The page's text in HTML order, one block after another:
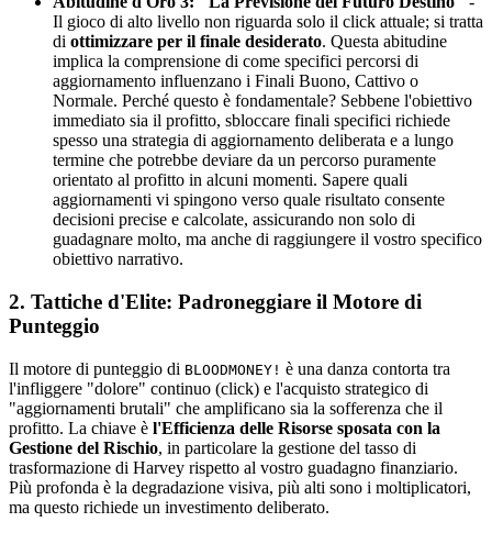
Il gioco di alto livello non riguarda solo il click attuale; si tratta
di ottimizzare per il finale desiderato. Questa abitudine
implica la comprensione di come specifici percorsi di
aggiornamento influenzano i Finali Buono, Cattivo o
Normale. Perché questo è fondamentale? Sebbene l'obiettivo
immediato sia il profitto, sbloccare finali specifici richiede
spesso una strategia di aggiornamento deliberata e a lungo
termine che potrebbe deviare da un percorso puramente
orientato al profitto in alcuni momenti. Sapere quali
aggiornamenti vi spingono verso quale risultato consente
decisioni precise e calcolate, assicurando non solo di
guadagnare molto, ma anche di raggiungere il vostro specifico
obiettivo narrativo.
2. Tattiche d'Elite: Padroneggiare il Motore di
Punteggio
Il motore di punteggio di BLOODMONEY! è una danza contorta tra
l'infliggere "dolore" continuo (click) e l'acquisto strategico di
"aggiornamenti brutali" che amplificano sia la sofferenza che il
profitto. La chiave è l'Efficienza delle Risorse sposata con la
Gestione del Rischio, in particolare la gestione del tasso di
trasformazione di Harvey rispetto al vostro guadagno finanziario.
Più profonda è la degradazione visiva, più alti sono i moltiplicatori,
ma questo richiede un investimento deliberato.